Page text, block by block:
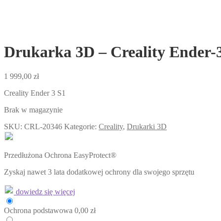
Drukarka 3D – Creality Ender-
1 999,00 zł
Creality Ender 3 S1
Brak w magazynie
SKU: CRL-20346 Kategorie: Creality, Drukarki 3D
Przedłużona Ochrona EasyProtect®
Zyskaj nawet 3 lata dodatkowej ochrony dla swojego sprzętu
dowiedz się więcej
Ochrona podstawowa 0,00 zł